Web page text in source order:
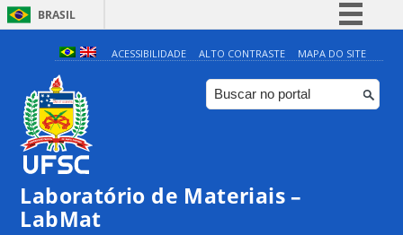
BRASIL
Simplifique!
Comunica BR
Participe
Canais
ACESSIBILIDADE ALTO CONTRASTE MAPA DO SITE
Laboratório de Materiais –
LabMat